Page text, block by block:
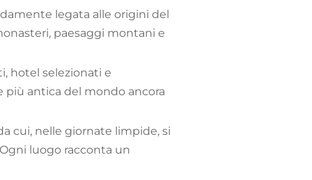
legata alle origini del
paesaggi montani e
hotel selezionati e
più antica del mondo ancora
cui, nelle giornate limpide, si
luogo racconta un